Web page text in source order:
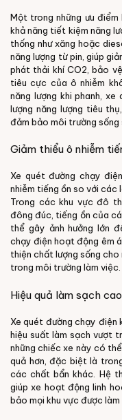
Một trong những ưu
khả năng tiết kiệm năng
thống như xăng hoặc
năng lượng từ pin, giúp
phát thải khí CO2, bảo
tiêu cực của ô nhiễm
năng lượng khi phanh,
lượng năng lượng tiêu
đảm bảo môi trường sống
Giảm thiểu ô nhiễm
Xe quét đường chạy
nhiễm tiếng ồn so với các
Trong các khu vực đô
đông đúc, tiếng ồn của
thể gây ảnh hưởng lớn
chạy điện hoạt động êm
thiện chất lượng sống cho
trong môi trường làm việc.
Hiệu quả làm sạch cao
Xe quét đường chạy điện
hiệu suất làm sạch vượt
những chiếc xe này có
quả hơn, đặc biệt là
các chất bẩn khác. Hệ
giúp xe hoạt động linh
bảo mọi khu vực được